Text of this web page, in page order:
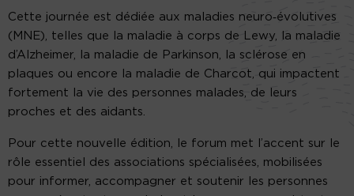
Cette journée est dédiée aux maladies neuro‑évolutives
(MNE), telles que la maladie à corps de Lewy, la maladie
d’Alzheimer, la maladie de Parkinson, la sclérose en
plaques ou encore la maladie de Charcot, qui impactent
fortement la vie des personnes malades, de leurs
proches et des aidants.
Pour cette nouvelle édition, le forum met l’accent sur le
rôle essentiel des associations spécialisées, mobilisées
pour informer, accompagner et soutenir les personnes